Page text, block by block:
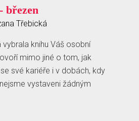
březen
Třebická
knihu Váš osobní
mimo jiné o tom, jak
své kariéře i v dobách, kdy
vystaveni žádným